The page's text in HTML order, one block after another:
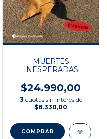
MUERTES
INESPERADAS
$24.990,00
3 cuotas sin interés de
$8.330,00